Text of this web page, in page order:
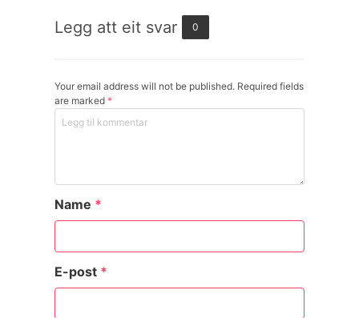
Legg att eit svar 0
Your email address will not be published. Required fields
are marked *
Name *
E-post *